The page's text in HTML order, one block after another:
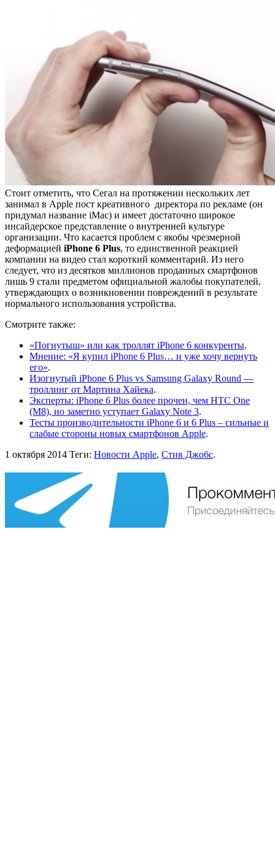
Стоит отметить, что Сегал на протяжении нескольких лет
занимал в Apple пост креативного директора по рекламе (он
придумал название iMac) и имеет достаточно широкое
инсайдерское представление о внутренней культуре
организации. Что касается проблем с якобы чрезмерной
деформацией iPhone 6 Plus, то единственной реакцией
компании на видео стал короткий комментарий. Из него
следует, что из десятков миллионов проданных смартфонов
лишь 9 стали предметом официальной жалобы покупателей,
утверждающих о возникновении повреждений в результате
нормального использования устройства.
Смотрите также:
«Погнутыш» или как троллят iPhone 6 конкуренты.
Мнение: «Я купил iPhone 6 Plus… и уже хочу вернуть
его».
Изогнутый iPhone 6 Plus vs Samsung Galaxy Round —
троллинг от Мартина Хайека.
Эксперты: iPhone 6 Plus более прочен, чем HTC One
(M8), но заметно уступает Galaxy Note 3.
Тесты производительности iPhone 6 и 6 Plus – сильные и
слабые стороны новых смартфонов Apple.
1 октября 2014 Теги: Новости Apple, Стив Джобс.